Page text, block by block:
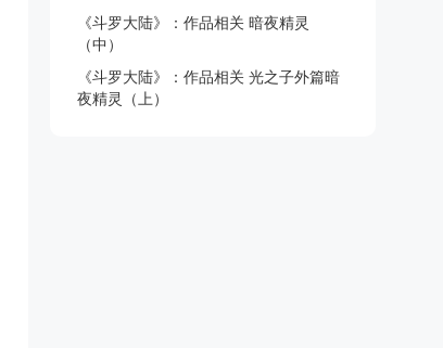
《斗罗大陆》：作品相关 暗夜精灵
（中）
《斗罗大陆》：作品相关 光之子外篇暗
夜精灵（上）